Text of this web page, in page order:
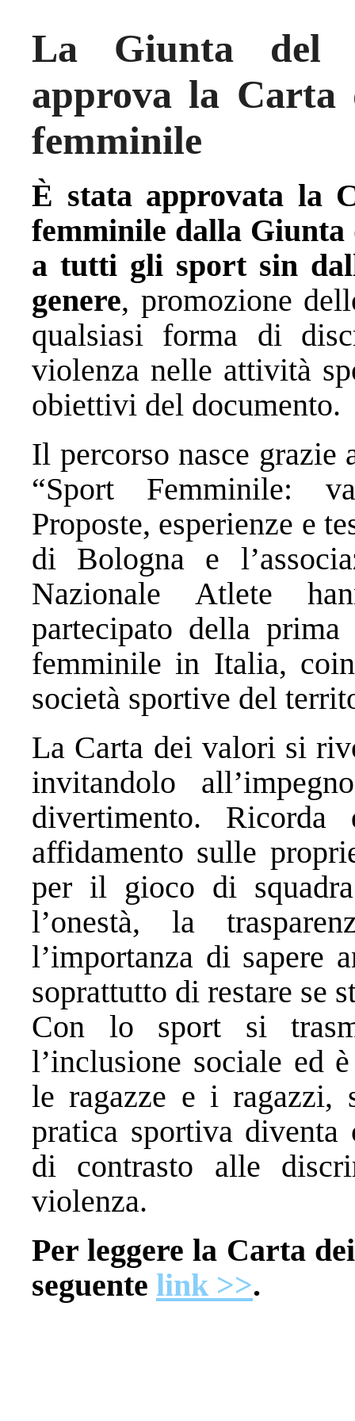
La Giunta del
approva la
femminile
È stata approvata la
femminile dalla Giunta
a tutti gli sport sin
genere, promozione
qualsiasi forma di
violenza nelle attività
obiettivi del documento.
Il percorso nasce grazie
“Sport Femminile:
Proposte, esperienze e
di Bologna e
Nazionale Atlete
partecipato della
femminile in Italia,
società sportive del
La Carta dei valori si
invitandolo
divertimento.
affidamento sulle
per il gioco di
l’onestà, la
l’importanza di sapere
soprattutto di restare se
Con lo sport si
l’inclusione sociale ed
le ragazze e i ragazzi,
pratica sportiva diventa
di contrasto alle
violenza.
Per leggere la Carta
seguente link >>.